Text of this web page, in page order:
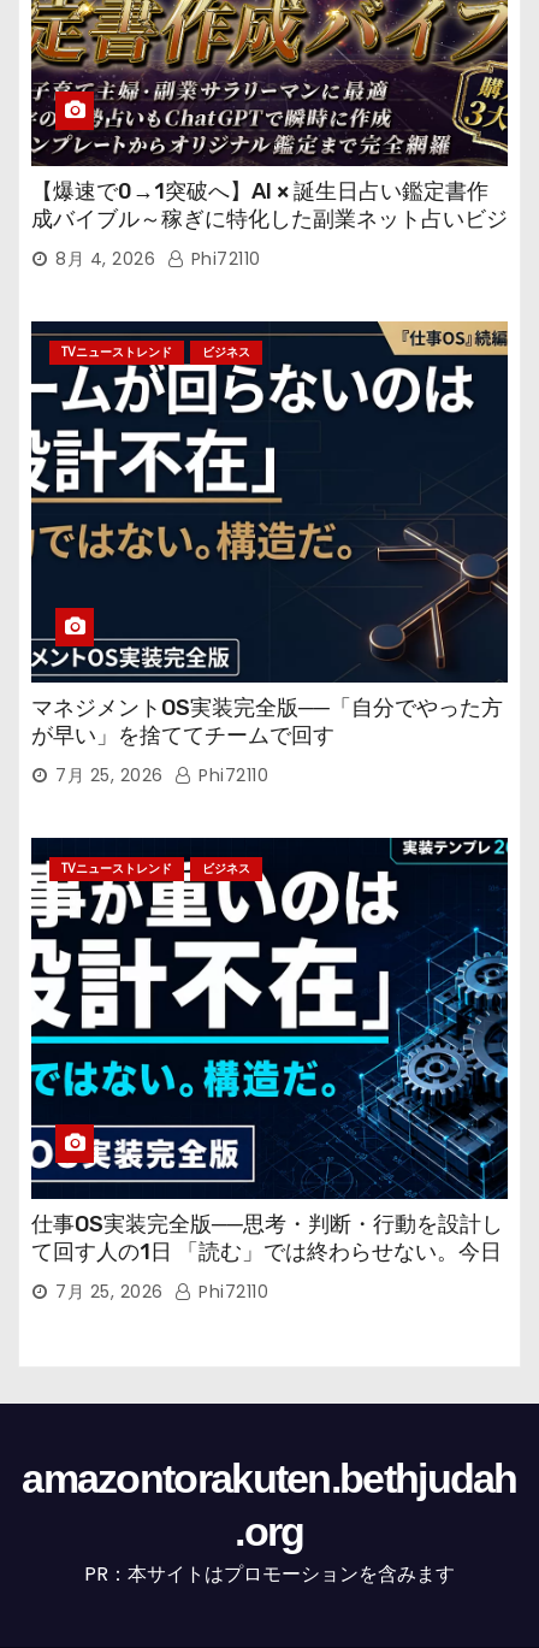
【爆速で0→1突破へ】AI × 誕生日占い鑑定書作
成バイブル～稼ぎに特化した副業ネット占いビジ
ネス8月 4, 2026 Phi72110
TVニューストレンド ビジネス
マネジメントOS実装完全版──「自分でやった方
が早い」を捨ててチームで回す
7月 25, 2026 Phi72110
TVニューストレンド ビジネス
仕事OS実装完全版──思考・判断・行動を設計し
て回す人の1日 「読む」では終わらせない。今日
から回す実装書だ。
7月 25, 2026 Phi72110
amazontorakuten.bethjudah
.org
PR：本サイトはプロモーションを含みます